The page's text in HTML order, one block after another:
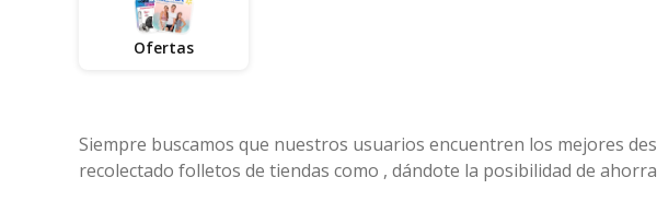
Ofertas
Siempre buscamos que nuestros usuarios encuentren los mejores
recolectado folletos de tiendas como , dándote la posibilidad de